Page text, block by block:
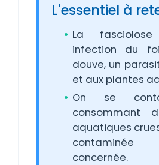
L'essentiel à
La
infection du
douve, un
et aux plantes
On se
consommant
aquatiques
concernée.